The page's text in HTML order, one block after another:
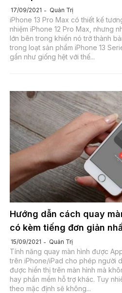
17/09/2021 Quản Trị
iPhone 13 Pro Max có thiết kế
nhiệm iPhone 12 Pro Max, nhưng
lớn bên trong khiến nó trở thành
trong loạt sản phẩm iPhone 13
gần như giống hệt với thế...
Hướng dẫn cách quay
có kèm tiếng đơn giản
15/09/2021 Quản Trị
Tính năng quay màn hình được
trên iPhone/iPad cho phép người
được hiển thị trên màn hình mà
hay phần mềm hỗ trợ khác. Tuy
theo mặc định sẽ không...